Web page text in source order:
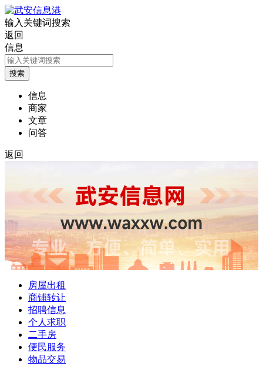
输入关键词搜索
返回
信息
信息
商家
文章
问答
返回
房屋出租
商铺转让
招聘信息
个人求职
二手房
便民服务
物品交易